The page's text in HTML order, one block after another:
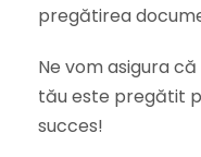
pregătirea
Ne vom asigura
tău este pregătit
succes!